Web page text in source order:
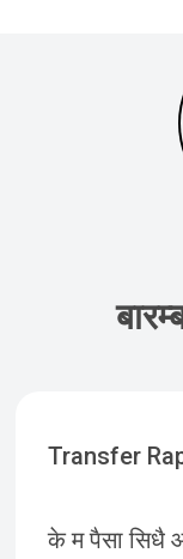
Transfer
के म पैसा सिधै